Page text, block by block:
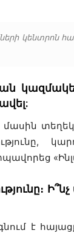
է հայացք